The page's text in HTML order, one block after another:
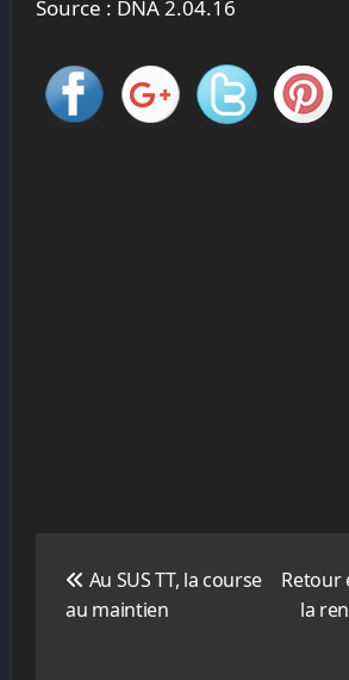
Source : DNA 2.04.16
l’article
Au SUS TT, la course
au maintien
Retour
la